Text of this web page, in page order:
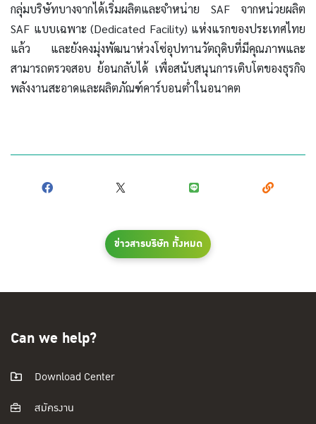
กลุ่มบริษัทบางจากได้เริ่มผลิตและจำหน่าย SAF จากหน่วยผลิต
SAF แบบเฉพาะ (Dedicated Facility) แห่งแรกของประเทศไทย
แล้ว และยังคงมุ่งพัฒนาห่วงโซ่อุปทานวัตถุดิบที่มีคุณภาพและ
สามารถตรวจสอบ ย้อนกลับได้ เพื่อสนับสนุนการเติบโตของธุรกิจ
พลังงานสะอาดและผลิตภัณฑ์คาร์บอนต่ำในอนาคต
ข่าวสารบริษัท ทั้งหมด
Can we help?
Download Center
สมัครงาน